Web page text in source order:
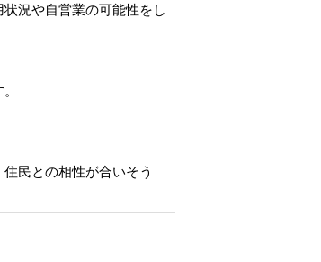
況や自営業の可能性をし
民との相性が合いそう